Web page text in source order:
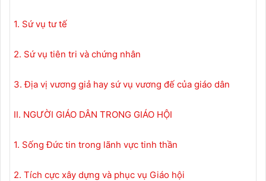
1. Sứ vụ tư tế
2. Sứ vụ tiên tri và chứng nhân
3. Địa vị vương giả hay sứ vụ vương đế của giáo dân
II. NGƯỜI GIÁO DÂN TRONG GIÁO HỘI
1. Sống Đức tin trong lãnh vực tinh thần
2. Tích cực xây dựng và phục vụ Giáo hội